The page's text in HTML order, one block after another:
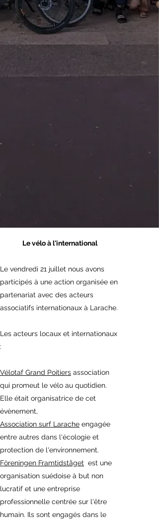
Le vélo à l'international
Le vendredi 21 juillet nous avons
participés à une action organisée en
partenariat avec des acteurs
associatifs internationaux à Larache.
Les acteurs locaux et internationaux
:
Vélotaf Grand Poitiers association
qui promeut le vélo au quotidien.
Elle était organisatrice de cet
évènement,
Association surf Larache engagée
entre autres dans l'écologie et
protection de l'environnement.
Föreningen Framtidståget est une
organisation suédoise à but non
lucratif et une entreprise
professionnelle centrée sur l'être
humain. Ils sont engagés dans le